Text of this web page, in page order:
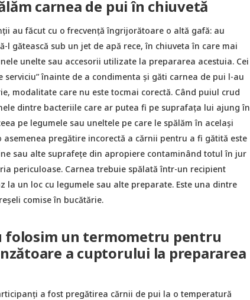
carnea de pui în chiuvetă
au făcut cu o frecvență îngrijorătoare o altă gafă: au
l gătească sub un jet de apă rece, în chiuveta în care mai
unelte sau accesorii utilizate la prepararea acestuia. Cei
înainte de a condimenta şi găti carnea de pui l-au
modalitate care nu este tocmai corectă. Când puiul crud
dintre bacteriile care ar putea fi pe suprafața lui ajung în
pe legumele sau uneltele pe care le spălăm în același
asemenea pregătire incorectă a cărnii pentru a fi gătită este
sau alte suprafețe din apropiere contaminând totul în jur
periculoase. Carnea trebuie spălată într-un recipient
la un loc cu legumele sau alte preparate. Este una dintre
comise în bucătărie.
folosim un termometru pentru
a cuptorului la prepararea
a fost pregătirea cărnii de pui la o temperatură